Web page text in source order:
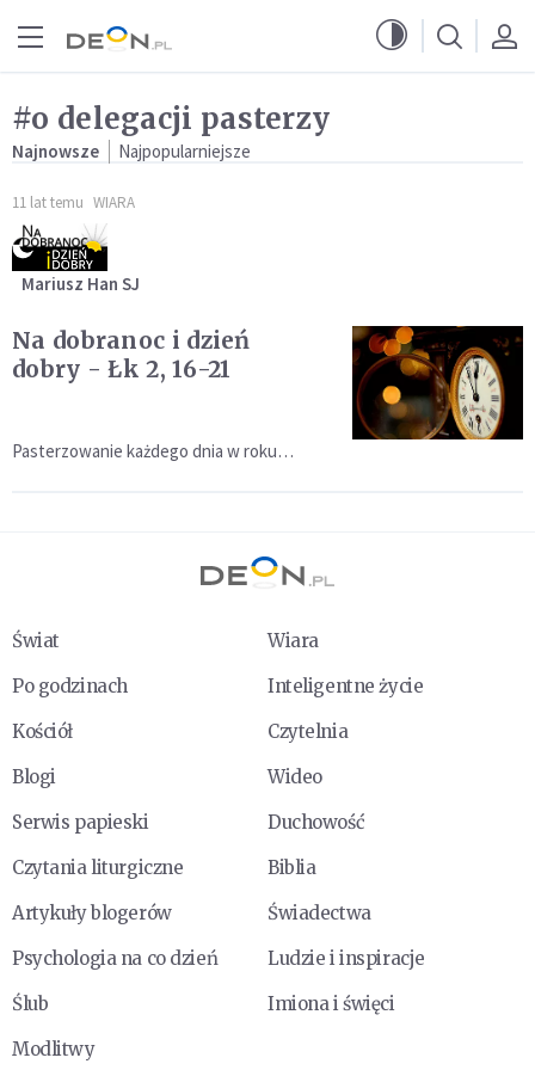
#o delegacji pasterzy
Najnowsze Najpopularniejsze
11 lat temu WIARA
Mariusz Han SJ
Na dobranoc i dzień
dobry - Łk 2, 16-21
Pasterzowanie każdego dnia w roku…
Świat
Wiara
Po godzinach
Inteligentne życie
Kościół
Czytelnia
Blogi
Wideo
Serwis papieski
Duchowość
Czytania liturgiczne
Biblia
Artykuły blogerów
Świadectwa
Psychologia na co dzień
Ludzie i inspiracje
Ślub
Imiona i święci
Modlitwy